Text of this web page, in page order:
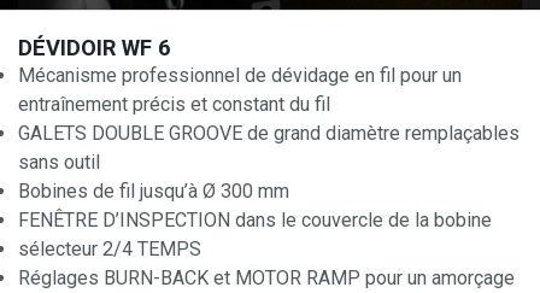
DÉVIDOIR WF 6
Mécanisme professionnel de dévidage en fil pour un
entraînement précis et constant du fil
GALETS DOUBLE GROOVE de grand diamètre remplaçables
sans outil
Bobines de fil jusqu’à Ø 300 mm
FENÊTRE D’INSPECTION dans le couvercle de la bobine
sélecteur 2/4 TEMPS
Réglages BURN-BACK et MOTOR RAMP pour un amorçage